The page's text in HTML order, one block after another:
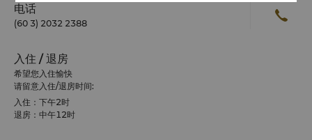
电话
(60 3) 2032 2388
入住 / 退房
希望您入住愉快
请留意入住/退房时间:
入住：下午2时
退房：中午12时